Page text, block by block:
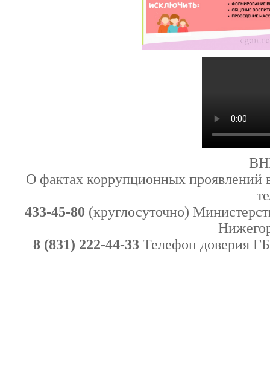
О фактах коррупционных проявлений
433-45-80 (круглосуточно)
8 (831) 222-44-33 Телефон доверия